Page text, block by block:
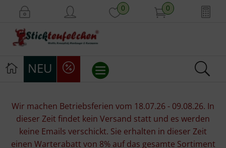
0 0
NEU
Stickpackungen
Wir machen Betriebsferien vom 18.07.26 - 09.08.26. In
dieser Zeit findet kein Versand statt und es werden
keine Emails verschickt. Sie erhalten in dieser Zeit
einen Warterabatt von 8% auf das gesamte Sortiment